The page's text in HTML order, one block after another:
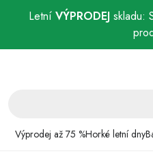
Letní VÝPRODEJskladu:
Výprodej až 75 %Horké letní dny
Bazénová sezóna